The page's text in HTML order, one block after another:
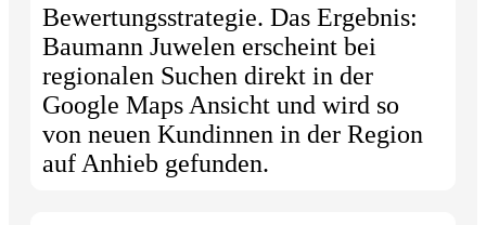
Bewertungsstrategie. Das Ergebnis:
Baumann Juwelen erscheint bei
regionalen Suchen direkt in der
Google Maps Ansicht und wird so
von neuen Kundinnen in der Region
auf Anhieb gefunden.